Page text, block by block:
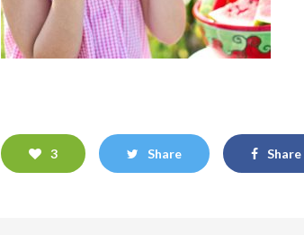
3 Share Share